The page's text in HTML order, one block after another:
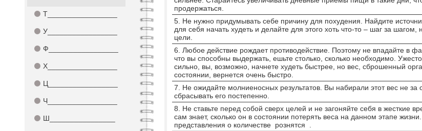
⚫ Т_________________
⚫ У_________________
⚫ Ф_________________
⚫ Х_________________
⚫ Ц_________________
⚫ Ч_________________
⚫ Ш________________
продержаться.
5. Не нужно придумывать себе причину для похудения. Найдите
для себя начать худеть и делайте для этого хоть что-то – шаг за шагом,
цели.
6. Любое действие рождает противодействие. Поэтому не впадайте в
что вы способны выдержать, ешьте столько, сколько необходимо.
сильно, вы, возможно, начнете худеть быстрее, но вес, сброшенный
состоянии, вернется очень быстро.
7. Не ожидайте молниеносных результатов. Вы набирали этот вес не за
сбрасывать его постепенно.
8. Не ставьте перед собой сверх целей и не загоняйте себя в жесткие
сам знает, сколько он в состоянии потерять веса на данном этапе
представления о количестве рознятся .